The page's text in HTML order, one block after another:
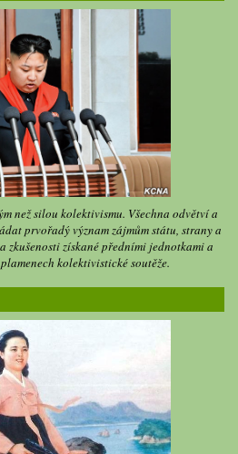
než silou kolektivismu. Všechna odvětví a
prvořadý význam zájmům státu, strany a
zkušenosti získané předními jednotkami a
kolektivistické soutěže.